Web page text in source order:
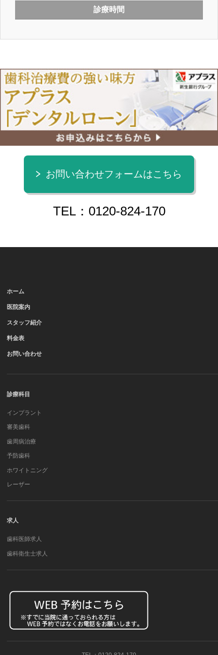
診療時間
お問い合わせフォームはこちら
TEL：0120-824-170
ホーム
医院案内
スタッフ紹介
料金表
お問い合わせ
診療科目
インプラント
審美歯科
歯周病治療
予防歯科
ホワイトニング
レーザー
求人
歯科医師求人
歯科衛生士求人